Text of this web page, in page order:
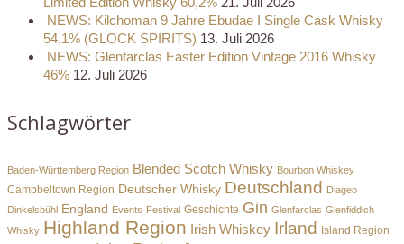
NEWS: Kilchoman 9 Jahre Ebudae I Single Cask Whisky
54,1% (GLOCK SPIRITS) 13. Juli 2026
NEWS: Glenfarclas Easter Edition Vintage 2016 Whisky
46% 12. Juli 2026
Schlagwörter
Baden-Württemberg Region Blended Scotch Whisky Bourbon Whiskey
Campbeltown Region Deutscher Whisky Deutschland Diageo
Dinkelsbühl England Events Festival Geschichte Gin Glenfarclas Glenfiddich
Whisky Highland Region Irish Whiskey Irland Island Region